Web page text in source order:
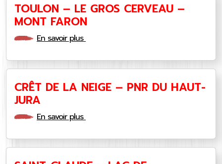
TOULON – LE GROS CERVEAU –
MONT FARON
En savoir plus
CRÊT DE LA NEIGE – PNR DU HAUT-
JURA
En savoir plus